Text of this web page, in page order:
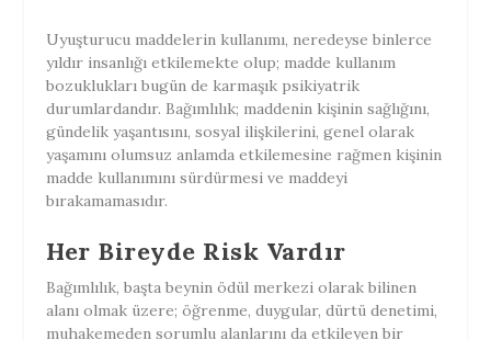
Uyuşturucu maddelerin kullanımı, neredeyse binlerce
yıldır insanlığı etkilemekte olup; madde kullanım
bozuklukları bugün de karmaşık psikiyatrik
durumlardandır. Bağımlılık; maddenin kişinin sağlığını,
gündelik yaşantısını, sosyal ilişkilerini, genel olarak
yaşamını olumsuz anlamda etkilemesine rağmen kişinin
madde kullanımını sürdürmesi ve maddeyi
bırakamamasıdır.
Her Bireyde Risk Vardır
Bağımlılık, başta beynin ödül merkezi olarak bilinen
alanı olmak üzere; öğrenme, duygular, dürtü denetimi,
muhakemeden sorumlu alanlarını da etkileyen bir